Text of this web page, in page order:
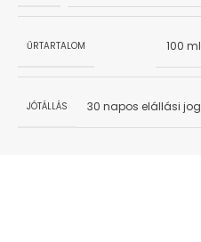
ŰRTARTALOM 100 ml
JÓTÁLLÁS 30 napos elállási jog